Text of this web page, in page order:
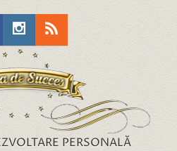
PERSONALĂ